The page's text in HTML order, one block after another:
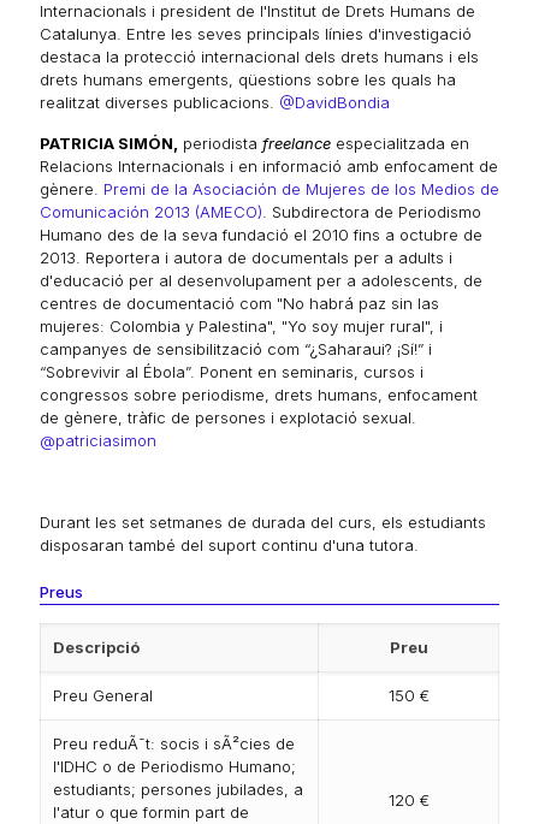
Internacionals i president de l'Institut de Drets Humans de
Catalunya. Entre les seves principals línies d'investigació
destaca la protecció internacional dels drets humans i els
drets humans emergents, qüestions sobre les quals ha
realitzat diverses publicacions. @DavidBondia
PATRICIA SIMÓN, periodista freelance especialitzada en
Relacions Internacionals i en informació amb enfocament de
gènere. Premi de la Asociación de Mujeres de los Medios de
Comunicación 2013 (AMECO) . Subdirectora de Periodismo
Humano des de la seva fundació el 2010 fins a octubre de
2013. Reportera i autora de documentals per a adults i
d'educació per al desenvolupament per a adolescents, de
centres de documentació com "No habrá paz sin las
mujeres: Colombia y Palestina", "Yo soy mujer rural", i
campanyes de sensibilització com “¿Saharaui? ¡Sí!” i
“Sobrevivir al Ébola”. Ponent en seminaris, cursos i
congressos sobre periodisme, drets humans, enfocament
de gènere, tràfic de persones i explotació sexual.
@patriciasimon
Durant les set setmanes de durada del curs, els estudiants
disposaran també del suport continu d'una tutora.
Preus
Descripció Preu
Preu General 150 €
Preu reduÃ¯t: socis i sÃ²cies de
l'IDHC o de Periodismo Humano;
estudiants; persones jubilades, a
l'atur o que formin part de
120 €